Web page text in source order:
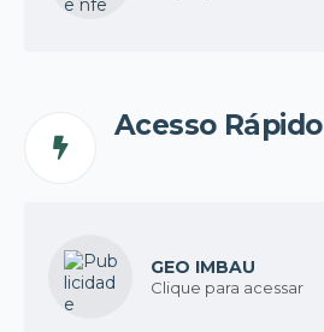
Acesso Rápido
GEO IMBAU
Clique para acessar